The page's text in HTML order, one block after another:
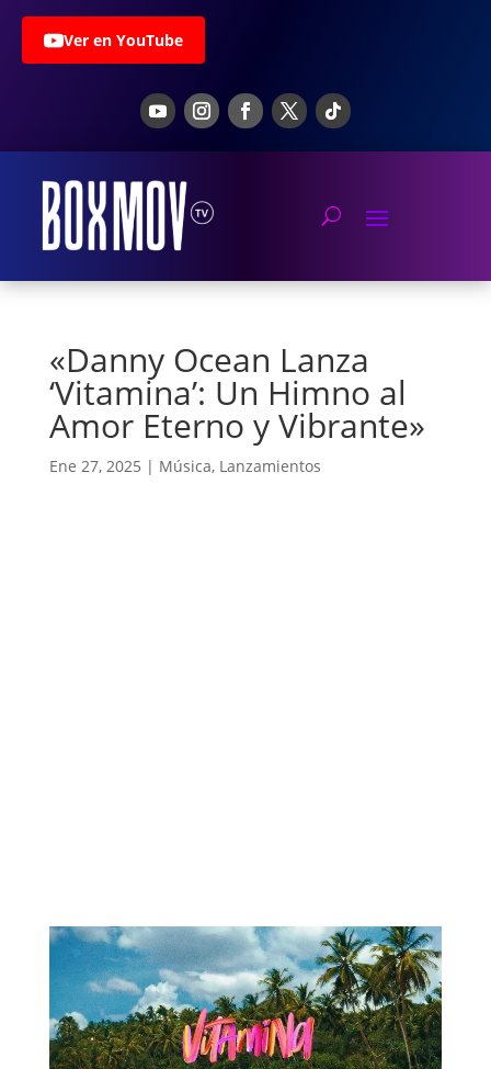
Ver en YouTube
«Danny Ocean Lanza
‘Vitamina’: Un Himno al
Amor Eterno y Vibrante»
Ene 27, 2025 | Música, Lanzamientos